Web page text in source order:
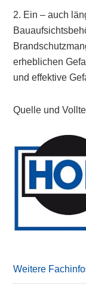
2. Ein – auch
erheblichen
und effektive
Quelle und
Primary
Sidebar
Weitere